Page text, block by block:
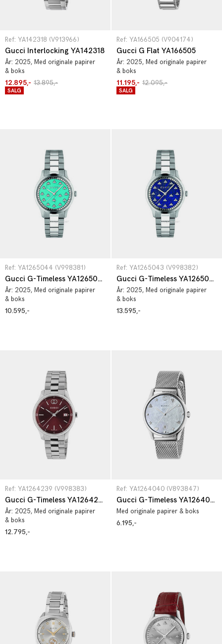
Ref: YA142318 (V913966)
Gucci Interlocking YA142318
År: 2025, Med originale papirer
& boks
12.895,- 13.895,-
SALG
Ref: YA166505 (V904174)
Gucci G Flat YA166505
År: 2025, Med originale papirer
& boks
11.195,- 12.095,-
SALG
Ref: YA1265044 (V998381)
Gucci G-Timeless YA1265044
År: 2025, Med originale papirer
& boks
10.595,-
Ref: YA1265043 (V998382)
Gucci G-Timeless YA1265043
År: 2025, Med originale papirer
& boks
13.595,-
Ref: YA1264239 (V998383)
Gucci G-Timeless YA1264239
År: 2025, Med originale papirer
& boks
12.795,-
Ref: YA1264040 (V893847)
Gucci G-Timeless YA1264040
Med originale papirer & boks
6.195,-